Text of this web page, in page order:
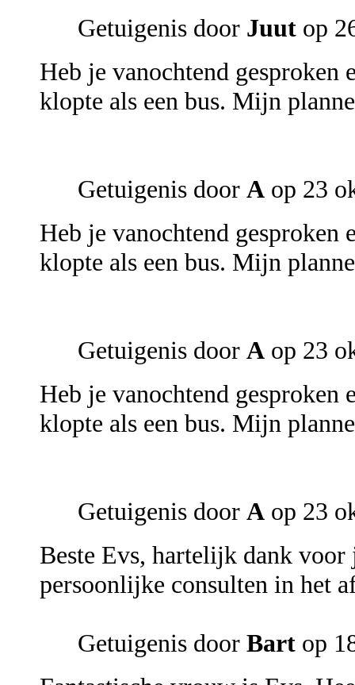
Getuigenis door Juut op
Heb je vanochtend gesproken
klopte als een bus. Mijn
Getuigenis door A op 23
Heb je vanochtend gesproken
klopte als een bus. Mijn
Getuigenis door A op 23
Heb je vanochtend gesproken
klopte als een bus. Mijn
Getuigenis door A op 23
Beste Evs, hartelijk dank
persoonlijke consulten in het
Getuigenis door Bart op